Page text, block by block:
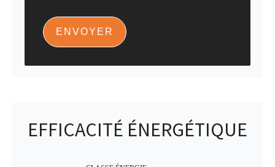
ENVOYER
EFFICACITÉ ÉNERGÉTIQUE